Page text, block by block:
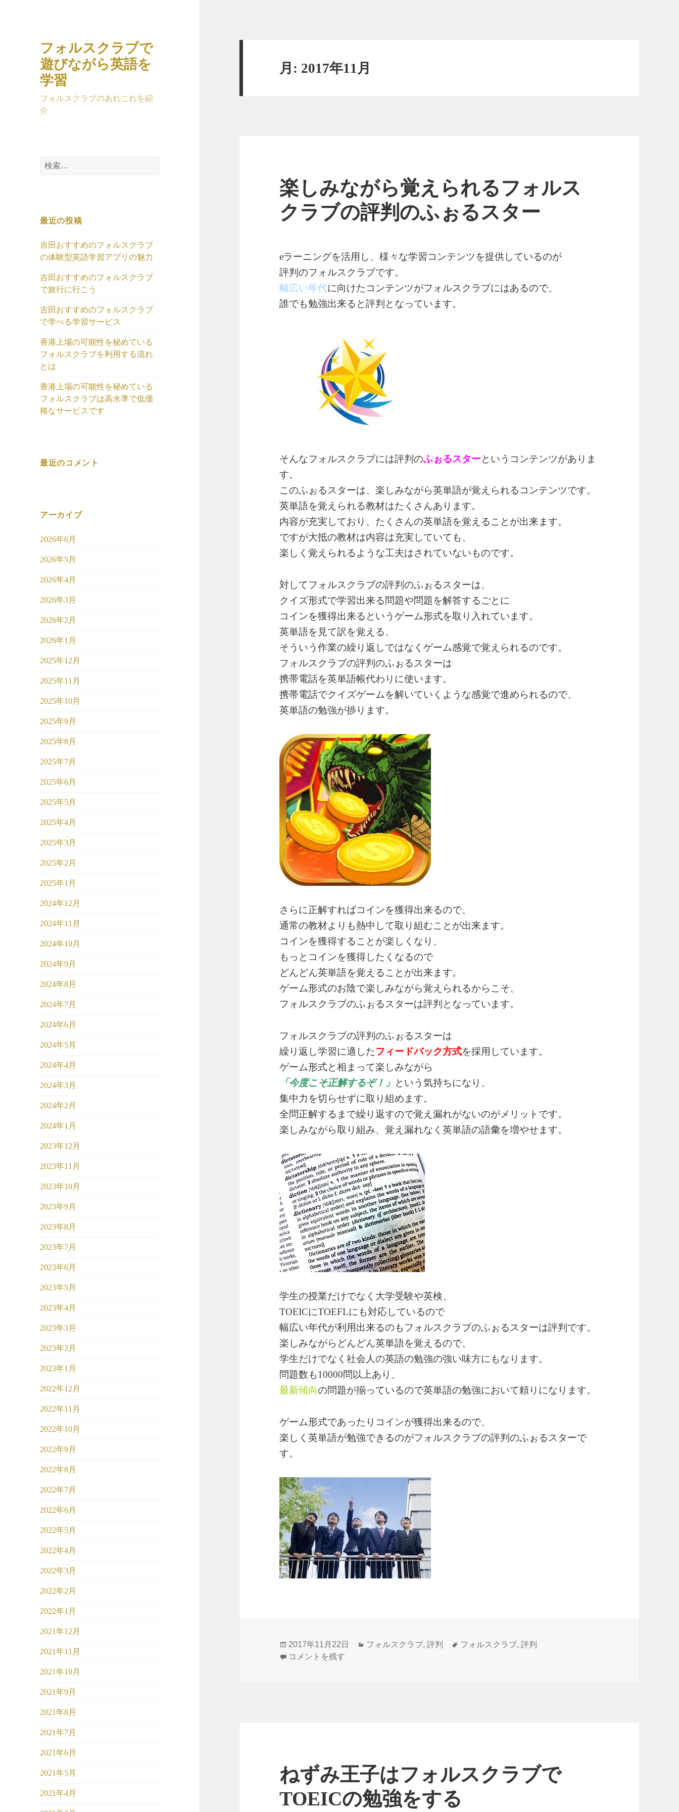
フォルスクラブで
遊びながら英語を
学習
フォルスクラブのあれこれを紹
介
検
索:
最近の投稿
吉田おすすめのフォルスクラブ
の体験型英語学習アプリの魅力
吉田おすすめのフォルスクラブ
で旅行に行こう
吉田おすすめのフォルスクラブ
で学べる学習サービス
香港上場の可能性を秘めている
フォルスクラブを利用する流れ
とは
香港上場の可能性を秘めている
フォルスクラブは高水準で低価
格なサービスです
最近のコメント
アーカイブ
2026年6月
2026年5月
2026年4月
2026年3月
2026年2月
2026年1月
2025年12月
2025年11月
2025年10月
2025年9月
2025年8月
2025年7月
2025年6月
2025年5月
2025年4月
2025年3月
2025年2月
2025年1月
2024年12月
2024年11月
2024年10月
2024年9月
2024年8月
2024年7月
2024年6月
2024年5月
2024年4月
2024年3月
2024年2月
2024年1月
2023年12月
2023年11月
2023年10月
2023年9月
2023年8月
2023年7月
2023年6月
2023年5月
2023年4月
2023年3月
2023年2月
2023年1月
2022年12月
2022年11月
2022年10月
2022年9月
2022年8月
2022年7月
2022年6月
2022年5月
2022年4月
2022年3月
2022年2月
2022年1月
2021年12月
2021年11月
2021年10月
2021年9月
2021年8月
2021年7月
2021年6月
2021年5月
2021年4月
月: 2017年11月
楽しみながら覚えられるフォルス
クラブの評判のふぉるスター
eラーニングを活用し、様々な学習コンテンツを提供しているのが
評判のフォルスクラブです。
幅広い年代に向けたコンテンツがフォルスクラブにはあるので、
誰でも勉強出来ると評判となっています。
そんなフォルスクラブには評判のふぉるスターというコンテンツがありま
す。
このふぉるスターは、楽しみながら英単語が覚えられるコンテンツです。
英単語を覚えられる教材はたくさんあります。
内容が充実しており、たくさんの英単語を覚えることが出来ます。
ですが大抵の教材は内容は充実していても、
楽しく覚えられるような工夫はされていないものです。
対してフォルスクラブの評判のふぉるスターは、
クイズ形式で学習出来る問題や問題を解答するごとに
コインを獲得出来るというゲーム形式を取り入れています。
英単語を見て訳を覚える、
そういう作業の繰り返しではなくゲーム感覚で覚えられるのです。
フォルスクラブの評判のふぉるスターは
携帯電話を英単語帳代わりに使います。
携帯電話でクイズゲームを解いていくような感覚で進められるので、
英単語の勉強が捗ります。
さらに正解すればコインを獲得出来るので、
通常の教材よりも熱中して取り組むことが出来ます。
コインを獲得することが楽しくなり、
もっとコインを獲得したくなるので
どんどん英単語を覚えることが出来ます。
ゲーム形式のお陰で楽しみながら覚えられるからこそ、
フォルスクラブのふぉるスターは評判となっています。
フォルスクラブの評判のふぉるスターは
繰り返し学習に適したフィードバック方式を採用しています。
ゲーム形式と相まって楽しみながら
「今度こそ正解するぞ！」 という気持ちになり、
集中力を切らせずに取り組めます。
全問正解するまで繰り返すので覚え漏れがないのがメリットです。
楽しみながら取り組み、覚え漏れなく英単語の語彙を増やせます。
学生の授業だけでなく大学受験や英検、
TOEICにTOEFLにも対応しているので
幅広い年代が利用出来るのもフォルスクラブのふぉるスターは評判です。
楽しみながらどんどん英単語を覚えるので、
学生だけでなく社会人の英語の勉強の強い味方にもなります。
問題数も10000問以上あり、
最新傾向の問題が揃っているので英単語の勉強において頼りになります。
ゲーム形式であったりコインが獲得出来るので、
楽しく英単語が勉強できるのがフォルスクラブの評判のふぉるスターで
す。
投
稿
2017年11月22日
カ
フォルスクラブ,評判
タ
フォルスクラブ,評判
楽しみながら覚えられるフォルスクラブの評判のふぉるスター に
コメントを残す
ねずみ王子はフォルスクラブで
TOEICの勉強をする